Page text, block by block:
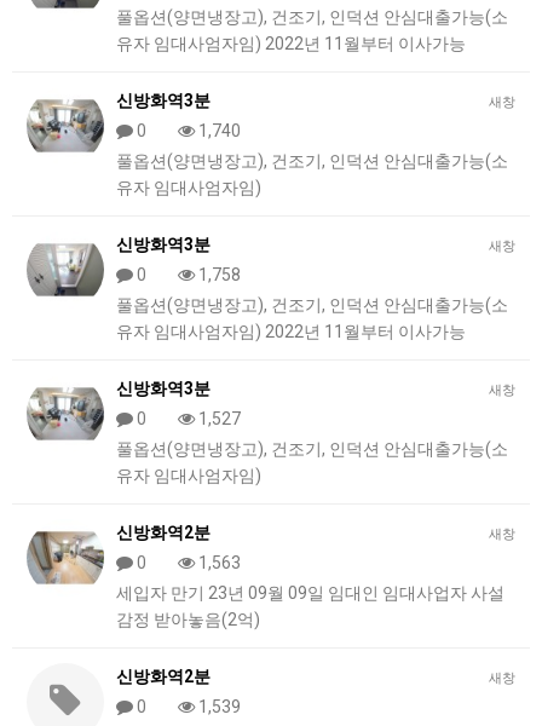
풀옵션(양면냉장고), 건조기, 인덕션 안심대출가능(소
유자 임대사엄자임) 2022년 11월부터 이사가능
새창
신방화역3분
0
1,740
풀옵션(양면냉장고), 건조기, 인덕션 안심대출가능(소
유자 임대사엄자임)
새창
신방화역3분
0
1,758
풀옵션(양면냉장고), 건조기, 인덕션 안심대출가능(소
유자 임대사엄자임) 2022년 11월부터 이사가능
새창
신방화역3분
0
1,527
풀옵션(양면냉장고), 건조기, 인덕션 안심대출가능(소
유자 임대사엄자임)
새창
신방화역2분
0
1,563
세입자 만기 23년 09월 09일 임대인 임대사업자 사설
감정 받아놓음(2억)
새창
신방화역2분
0
1,539